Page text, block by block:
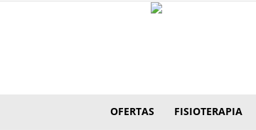
OFERTAS FISIOTERAPIA